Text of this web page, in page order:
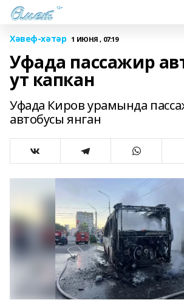
Хәвеф-хәтәр 1 ИЮНЯ , 07:19
Уфада пассажир
ут капкан
Уфада Киров урамында
автобусы янган